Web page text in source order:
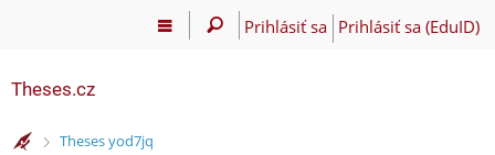
Prihlásiť sa Prihlásiť sa (EduID)
Theses.cz
>
Theses yod7jq